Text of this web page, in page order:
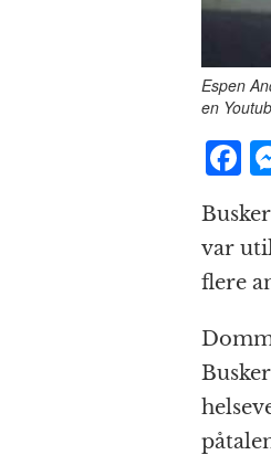
Espen
en
F
a
c
e
b
o
o
k
var
flere